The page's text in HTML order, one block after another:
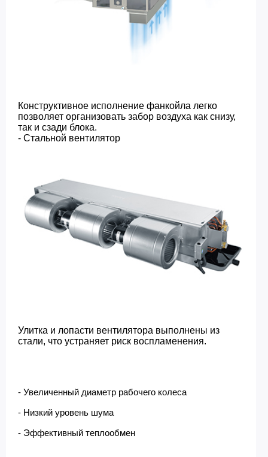
Конструктивное исполнение фанкойла легко
позволяет организовать забор воздуха как снизу,
так и сзади блока.
- Стальной вентилятор
Улитка и лопасти вентилятора выполнены из
стали, что устраняет риск воспламенения.
- Увеличенный диаметр рабочего колеса
- Низкий уровень шума
- Эффективный теплообмен